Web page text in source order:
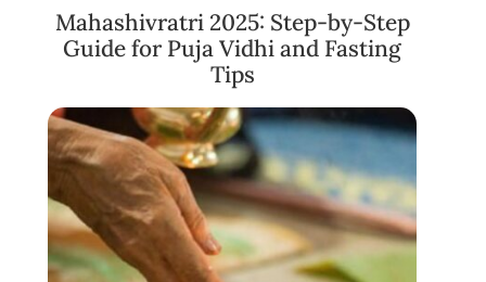
Mahashivratri 2025: Step-by-Step
Guide for Puja Vidhi and Fasting
Tips